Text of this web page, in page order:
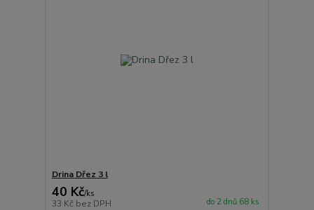
Drina Dřez 3 l
40 Kč/ks
33 Kč bez DPH do 2 dnů 68 ks